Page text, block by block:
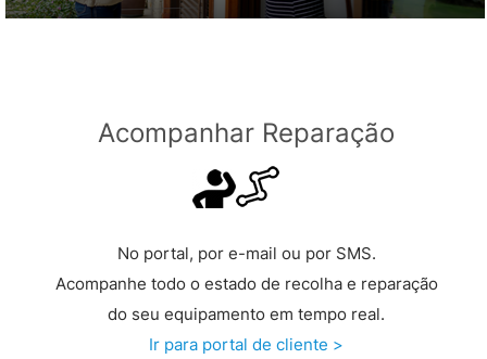
Acompanhar Reparação
No portal, por e-mail ou por SMS.
Acompanhe todo o estado de recolha e reparação
do seu equipamento em tempo real.
Ir para portal de cliente >